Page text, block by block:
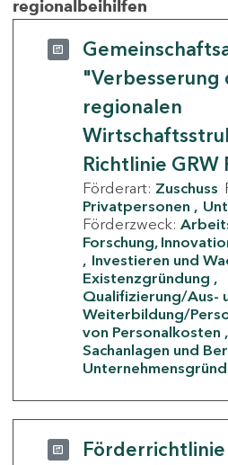
regionalbeihilfen
"Verbesserung
regionalen
Richtlinie GRW
Förderart: Zuschuss
Privatpersonen
Förderzweck:
Forschung,
Investieren und
Existenzgründung
Qualifizierung/Aus-
Weiterbildung/
von Personalkosten
Sachanlagen und
Förderrichtlinie